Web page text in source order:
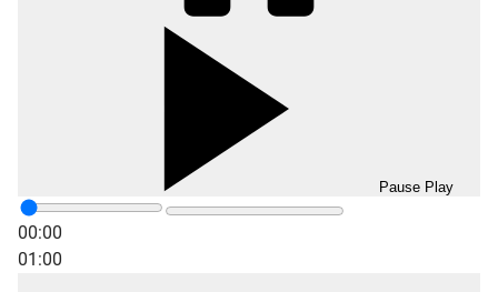
Pause Play
00:00
01:00